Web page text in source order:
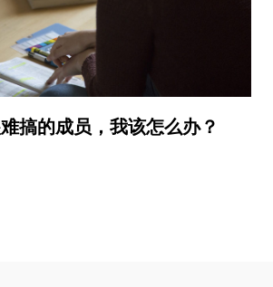
搞的成员，我该怎么办？